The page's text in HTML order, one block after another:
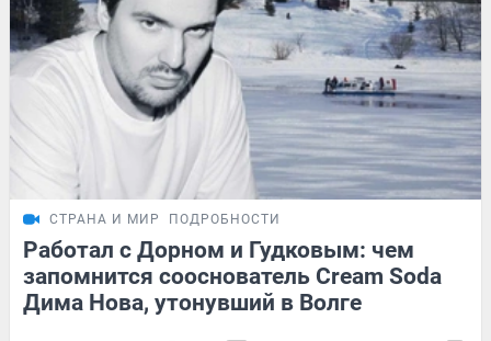
СТРАНА И МИР ПОДРОБНОСТИ
Работал с Дорном и Гудковым: чем
запомнится сооснователь Cream Soda
Дима Нова, утонувший в Волге